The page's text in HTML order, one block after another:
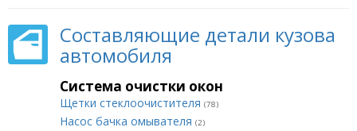
Составляющие детали кузова
автомобиля
Система очистки окон
Щетки стеклоочистителя (78)
Насос бачка омывателя (2)